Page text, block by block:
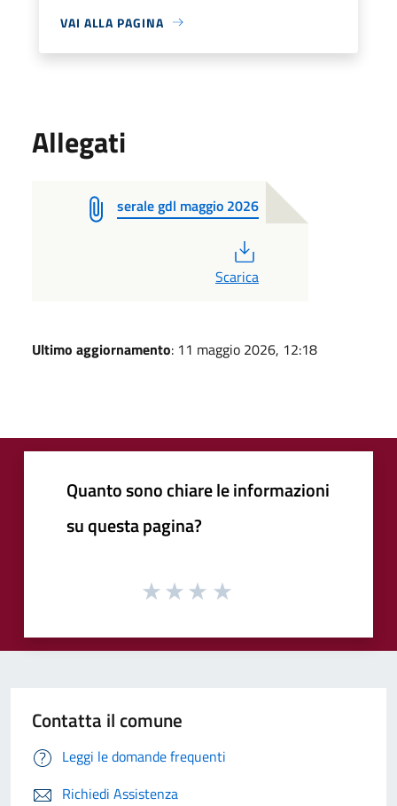
VAI ALLA PAGINA
Allegati
serale gdl maggio 2026
Scarica
Ultimo aggiornamento: 11 maggio 2026, 12:18
Quanto sono chiare le informazioni
su questa pagina?
Contatta il comune
Leggi le domande frequenti
Richiedi Assistenza